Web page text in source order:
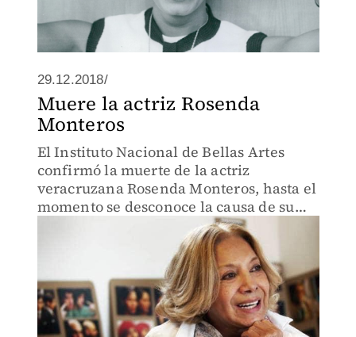
29.12.2018/
Muere la actriz Rosenda
Monteros
El Instituto Nacional de Bellas Artes
confirmó la muerte de la actriz
veracruzana Rosenda Monteros, hasta el
momento se desconoce la causa de su